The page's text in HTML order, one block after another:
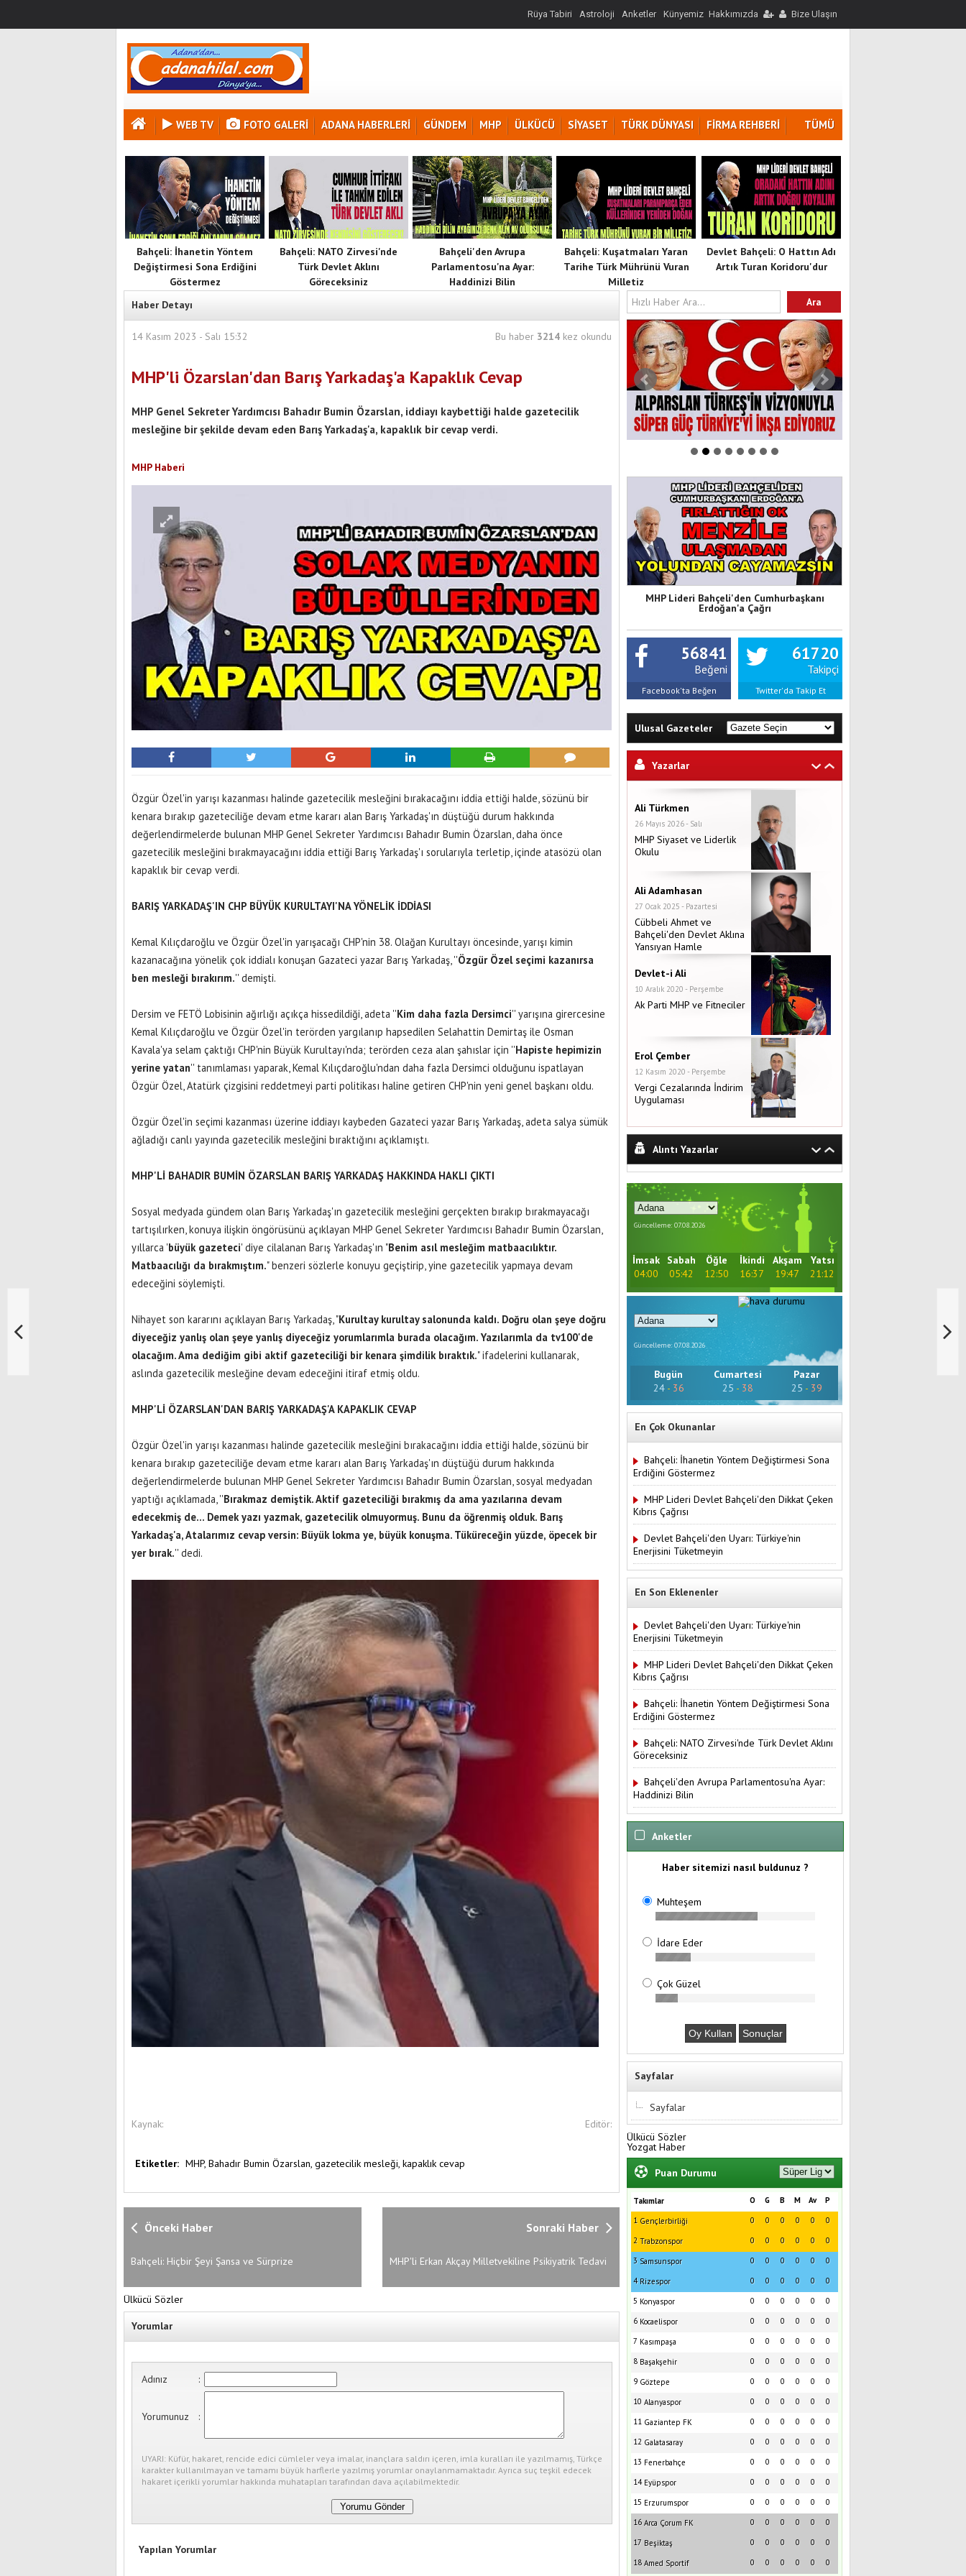
Rüya Tabiri Astroloji Anketler Künyemiz Hakkımızda Bize Ulaşın
WEB TV FOTO GALERI ADANA HABERLERİ GÜNDEM MHP ÜLKÜCÜ SİYASET TÜRK DÜNYASI FİRMA REHBERİ TÜMÜ
Bahçeli: İhanetin Yöntem
Değiştirmesi Sona Erdiğini
Göstermez
Bahçeli: NATO Zirvesi'nde
Türk Devlet Aklını
Göreceksiniz
Bahçeli'den Avrupa
Parlamentosu'na Ayar:
Haddinizi Bilin
Devlet Bahçeli: O Hattın Adı
Artık Turan Koridoru'dur
Bahçeli: Kuşatmaları Yaran
Tarihe Türk Mührünü Vuran
Milletiz
Haber Detayı
14 Kasım 2023 - Salı 15:32 Bu haber 3214 kez okundu
MHP'li Özarslan'dan Barış Yarkadaş'a Kapaklık Cevap
MHP Genel Sekreter Yardımcısı Bahadır Bumin Özarslan, iddiayı kaybettiği halde gazetecilik
mesleğine bir şekilde devam eden Barış Yarkadaş'a, kapaklık bir cevap verdi.
MHP Haberi
Özgür Özel'in yarışı kazanması halinde gazetecilik mesleğini bırakacağını iddia ettiği halde, sözünü bir
kenara bırakıp gazeteciliğe devam etme kararı alan Barış Yarkadaş'ın düştüğü durum hakkında
değerlendirmelerde bulunan MHP Genel Sekreter Yardımcısı Bahadır Bumin Özarslan, daha önce
gazetecilik mesleğini bırakmayacağını iddia ettiği Barış Yarkadaş'ı sorularıyla terletip, içinde atasözü olan
kapaklık bir cevap verdi.
BARIŞ YARKADAŞ'IN CHP BÜYÜK KURULTAYI'NA YÖNELİK İDDİASI
Kemal Kılıçdaroğlu ve Özgür Özel'in yarışacağı CHP'nin 38. Olağan Kurultayı öncesinde, yarışı kimin
kazanacağına yönelik çok iddialı konuşan Gazateci yazar Barış Yarkadaş, ''Özgür Özel seçimi kazanırsa
ben mesleği bırakırım.'' demişti.
Dersim ve FETÖ Lobisinin ağırlığı açıkça hissedildiği, adeta ''Kim daha fazla Dersimci'' yarışına girercesine
Kemal Kılıçdaroğlu ve Özgür Özel'in terörden yargılanıp hapsedilen Selahattin Demirtaş ile Osman
Kavala'ya selam çaktığı CHP'nin Büyük Kurultayı'nda; terörden ceza alan şahıslar için ''Hapiste hepimizin
yerine yatan'' tanımlaması yaparak, Kemal Kılıçdaroğlu'ndan daha fazla Dersimci olduğunu ispatlayan
Özgür Özel, Atatürk çizgisini reddetmeyi parti politikası haline getiren CHP'nin yeni genel başkanı oldu.
Özgür Özel'in seçimi kazanması üzerine iddiayı kaybeden Gazateci yazar Barış Yarkadaş, adeta salya sümük
ağladığı canlı yayında gazetecilik mesleğini bıraktığını açıklamıştı.
MHP'Lİ BAHADIR BUMİN ÖZARSLAN BARIŞ YARKADAŞ HAKKINDA HAKLI ÇIKTI
Sosyal medyada gündem olan Barış Yarkadaş'ın gazetecilik mesleğini gerçekten bırakıp bırakmayacağı
tartışılırken, konuya ilişkin öngörüsünü açıklayan MHP Genel Sekreter Yardımcısı Bahadır Bumin Özarslan,
yıllarca 'büyük gazeteci' diye cilalanan Barış Yarkadaş'ın "Benim asıl mesleğim matbaacılıktır.
Matbaacılığı da bırakmıştım." benzeri sözlerle konuyu geçiştirip, yine gazetecilik yapmaya devam
edeceğini söylemişti.
Nihayet son kararını açıklayan Barış Yarkadaş, "Kurultay kurultay salonunda kaldı. Doğru olan şeye doğru
diyeceğiz yanlış olan şeye yanlış diyeceğiz yorumlarımla burada olacağım. Yazılarımla da tv100'de
olacağım. Ama dediğim gibi aktif gazeteciliği bir kenara şimdilik bıraktık." ifadelerini kullanarak,
aslında gazetecilik mesleğine devam edeceğini itiraf etmiş oldu.
MHP'Lİ ÖZARSLAN'DAN BARIŞ YARKADAŞ'A KAPAKLIK CEVAP
Özgür Özel'in yarışı kazanması halinde gazetecilik mesleğini bırakacağını iddia ettiği halde, sözünü bir
kenara bırakıp gazeteciliğe devam etme kararı alan Barış Yarkadaş'ın düştüğü durum hakkında
değerlendirmelerde bulunan MHP Genel Sekreter Yardımcısı Bahadır Bumin Özarslan, sosyal medyadan
yaptığı açıklamada, ''Bırakmaz demiştik. Aktif gazeteciliği bırakmış da ama yazılarına devam
edecekmiş de... Demek yazı yazmak, gazetecilik olmuyormuş. Bunu da öğrenmiş olduk. Barış
Yarkadaş'a, Atalarımız cevap versin: Büyük lokma ye, büyük konuşma. Tüküreceğin yüzde, öpecek bir
yer bırak.'' dedi.
Kaynak: Editör:
Etiketler: MHP, Bahadır Bumin Özarslan, gazetecilik mesleği, kapaklık cevap
Önceki Haber
Bahçeli: Hiçbir Şeyi Şansa ve Sürprize
Sonraki Haber
MHP'li Erkan Akçay Milletvekiline Psikiyatrik Tedavi
Ülkücü Sözler
Yorumlar
Adınız :
Yorumunuz :
UYARI: Küfür, hakaret, rencide edici cümleler veya imalar, inançlara saldırı içeren, imla kuralları ile yazılmamış, Türkçe
karakter kullanılmayan ve tamamı büyük harflerle yazılmış yorumlar onaylanmamaktadır. Ayrıca suç teşkil edecek
hakaret içerikli yorumlar hakkında muhatapları tarafından dava açılabilmektedir.
Yapılan Yorumlar
MHP Lideri Bahçeli'den Cumhurbaşkanı
Erdoğan'a Çağrı
56841
Beğeni
Facebook'ta Beğen
61720
Takipçi
Twitter'da Takip Et
Ulusal Gazeteler
Yazarlar
Ali Türkmen
26 Mayıs 2026 - Salı
MHP Siyaset ve Liderlik
Okulu
Ali Adamhasan
27 Ocak 2025 - Pazartesi
Cübbeli Ahmet ve
Bahçeli'den Devlet Aklına
Yansıyan Hamle
Devlet-i Ali
10 Aralık 2020 - Perşembe
Ak Parti MHP ve Fitneciler
Erol Çember
12 Kasım 2020 - Perşembe
Vergi Cezalarında İndirim
Uygulaması
Alıntı Yazarlar
Güncelleme: 07.08.2026
İmsak
04:00
Sabah
05:42
Öğle
12:50
İkindi
16:37
Akşam
19:47
Yatsı
21:12
Güncelleme: 07.08.2026
Bugün
24- 36
Cumartesi
25 - 38
Pazar
25 - 39
En Çok Okunanlar
Bahçeli: İhanetin Yöntem Değiştirmesi Sona
Erdiğini Göstermez
MHP Lideri Devlet Bahçeli'den Dikkat Çeken
Kıbrıs Çağrısı
Devlet Bahçeli'den Uyarı: Türkiye'nin
Enerjisini Tüketmeyin
En Son Eklenenler
Devlet Bahçeli'den Uyarı: Türkiye'nin
Enerjisini Tüketmeyin
MHP Lideri Devlet Bahçeli'den Dikkat Çeken
Kıbrıs Çağrısı
Bahçeli: İhanetin Yöntem Değiştirmesi Sona
Erdiğini Göstermez
Bahçeli: NATO Zirvesi'nde Türk Devlet Aklını
Göreceksiniz
Bahçeli'den Avrupa Parlamentosu'na Ayar:
Haddinizi Bilin
Anketler
Haber sitemizi nasıl buldunuz ?
Muhteşem
İdare Eder
Çok Güzel
Sayfalar
Sayfalar
Ülkücü Sözler
Yozgat Haber
Puan Durumu
Takımlar P
Av
M
B
G
O
1 Gençlerbirliği 0
0
0
0
0
0
2 Trabzonspor 0
0
0
0
0
0
3 Samsunspor 0
0
0
0
0
0
4 Rizespor 0
0
0
0
0
0
5 Konyaspor 0
0
0
0
0
0
6 Kocaelispor 0
0
0
0
0
0
7 Kasımpaşa 0
0
0
0
0
0
8 Başakşehir 0
0
0
0
0
0
9 Göztepe 0
0
0
0
0
0
10 Alanyaspor 0
0
0
0
0
0
11 Gaziantep FK 0
0
0
0
0
0
12 Galatasaray 0
0
0
0
0
0
13 Fenerbahçe 0
0
0
0
0
0
14 Eyüpspor 0
0
0
0
0
0
15 Erzurumspor 0
0
0
0
0
0
16 Arca Çorum FK 0
0
0
0
0
0
17 Beşiktaş 0
0
0
0
0
0
18 Amed Sportif 0
0
0
0
0
0